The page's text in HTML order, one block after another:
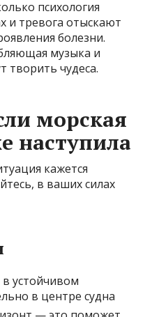
психология
и тревога отыскают
болезни.
музыка и
творить чудеса.
морская
наступила
кажется
в ваших силах
в устойчивом
в центре судна